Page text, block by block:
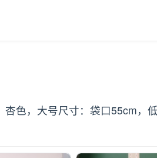
杏色，大号尺寸：袋口55cm，